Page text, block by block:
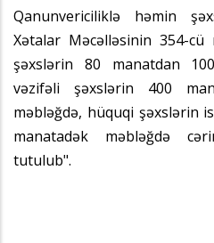
Qanunvericiliklə həmin
Xətalar Məcəlləsinin 354-cü
şəxslərin 80 manatdan
vəzifəli şəxslərin 400
məbləğdə, hüquqi şəxslərin
manatadək məbləğdə
tutulub".